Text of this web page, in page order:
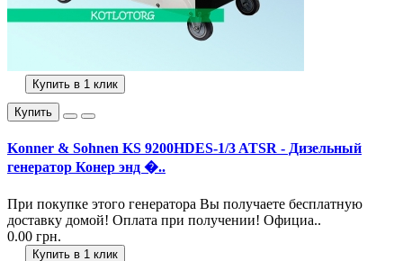
Купить в 1 клик
Купить
Konner & Sohnen KS 9200HDES-1/3 ATSR - Дизельный
генератор Конер энд �..
При покупке этого генератора Вы получаете бесплатную
доставку домой! Оплата при получении! Официа..
0.00 грн.
Купить в 1 клик